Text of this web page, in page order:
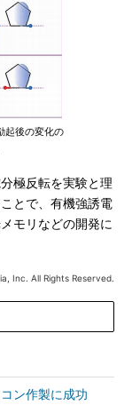
起後の変化の
極反転を実験と理
とで、有機強誘電
モリなどの開発に
Inc. All Rights Reserved.
ン作製に成功